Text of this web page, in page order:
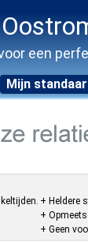
een
Mijn
+ Heldere
+
+ Geen